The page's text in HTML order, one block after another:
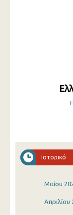
Ιστορικό
Μαΐου
Απριλίου